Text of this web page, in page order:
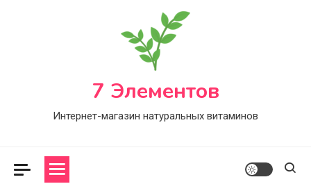
7 Элементов
Интернет-магазин натуральных витаминов